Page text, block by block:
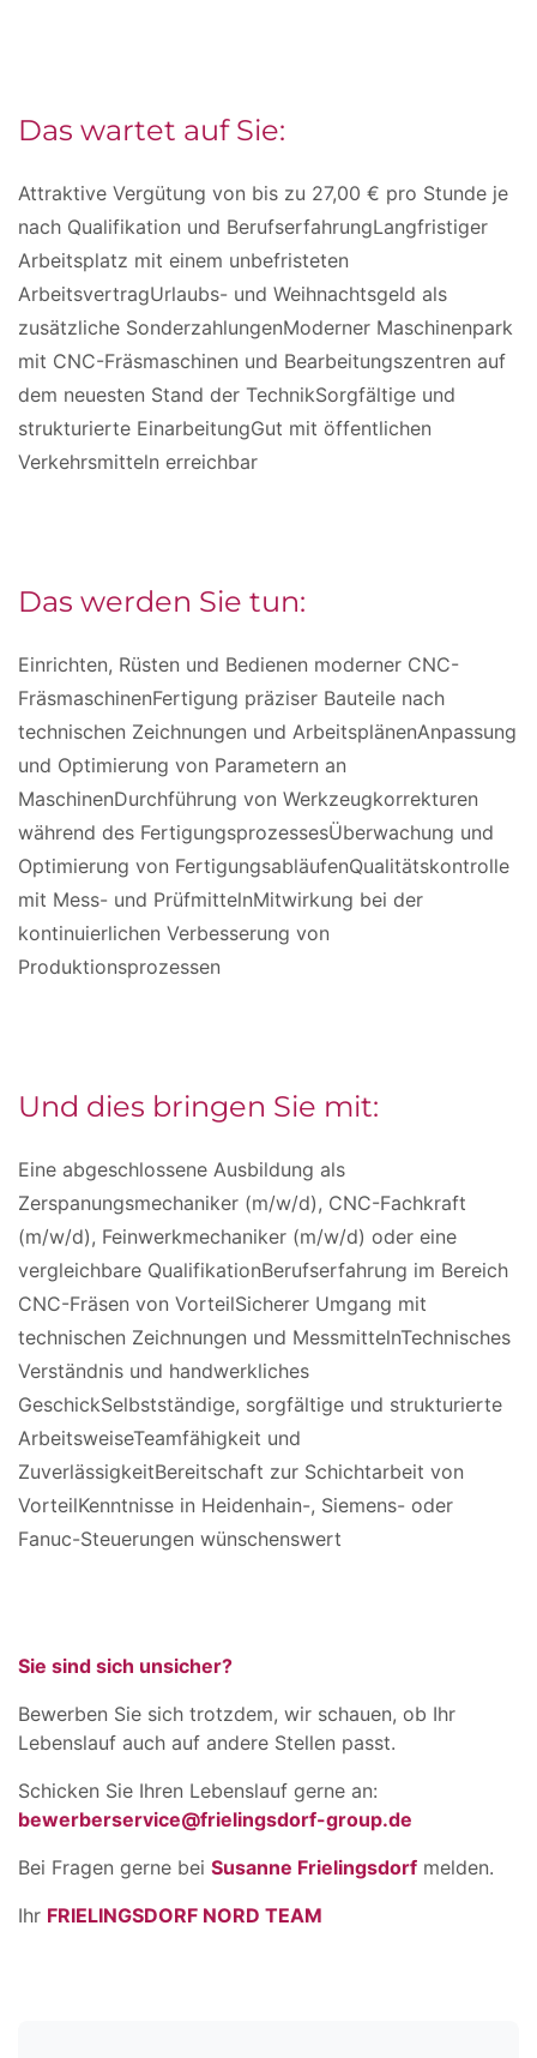
Das wartet auf Sie:
Attraktive Vergütung von bis zu 27,00 € pro Stunde je
nach Qualifikation und BerufserfahrungLangfristiger
Arbeitsplatz mit einem unbefristeten
ArbeitsvertragUrlaubs- und Weihnachtsgeld als
zusätzliche SonderzahlungenModerner Maschinenpark
mit CNC-Fräsmaschinen und Bearbeitungszentren auf
dem neuesten Stand der TechnikSorgfältige und
strukturierte EinarbeitungGut mit öffentlichen
Verkehrsmitteln erreichbar
Das werden Sie tun:
Einrichten, Rüsten und Bedienen moderner CNC-
FräsmaschinenFertigung präziser Bauteile nach
technischen Zeichnungen und ArbeitsplänenAnpassung
und Optimierung von Parametern an
MaschinenDurchführung von Werkzeugkorrekturen
während des FertigungsprozessesÜberwachung und
Optimierung von FertigungsabläufenQualitätskontrolle
mit Mess- und PrüfmittelnMitwirkung bei der
kontinuierlichen Verbesserung von
Produktionsprozessen
Und dies bringen Sie mit:
Eine abgeschlossene Ausbildung als
Zerspanungsmechaniker (m/w/d), CNC-Fachkraft
(m/w/d), Feinwerkmechaniker (m/w/d) oder eine
vergleichbare QualifikationBerufserfahrung im Bereich
CNC-Fräsen von VorteilSicherer Umgang mit
technischen Zeichnungen und MessmittelnTechnisches
Verständnis und handwerkliches
GeschickSelbstständige, sorgfältige und strukturierte
ArbeitsweiseTeamfähigkeit und
ZuverlässigkeitBereitschaft zur Schichtarbeit von
VorteilKenntnisse in Heidenhain-, Siemens- oder
Fanuc-Steuerungen wünschenswert
Sie sind sich unsicher?
Bewerben Sie sich trotzdem, wir schauen, ob Ihr
Lebenslauf auch auf andere Stellen passt.
Schicken Sie Ihren Lebenslauf gerne an:
bewerberservice@frielingsdorf-group.de
Bei Fragen gerne bei Susanne Frielingsdorf melden.
Ihr FRIELINGSDORF NORD TEAM